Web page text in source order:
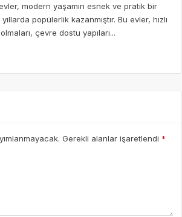
modern yaşamın esnek ve pratik bir
popülerlik kazanmıştır. Bu evler, hızlı
çevre dostu yapıları...
Gerekli alanlar işaretlendi *